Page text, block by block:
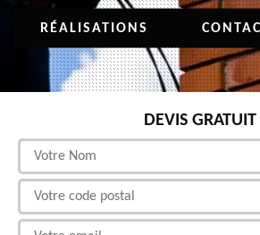
RÉALISATIONS
DEVIS GRATUIT